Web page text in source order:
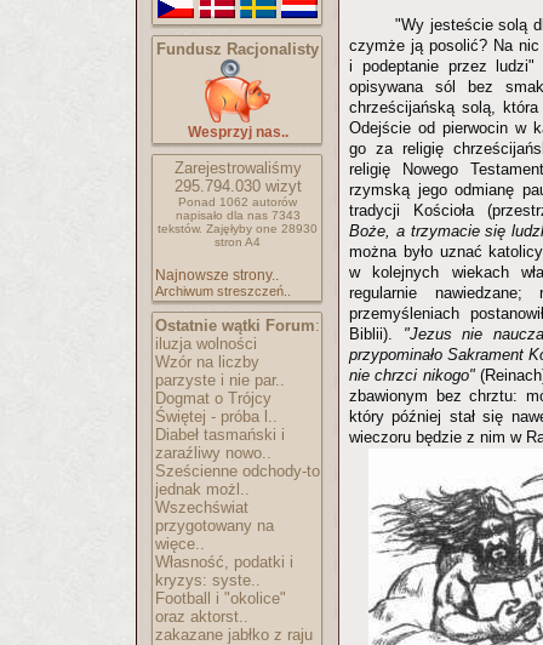
Fundusz Racjonalisty
Wesprzyj nas..
Zarejestrowaliśmy
295.794.030wizyt
Ponad 1062 autorów
napisało dla nas 7343
tekstów. Zajęłyby one 28930
stron A4
Najnowsze strony..
Archiwum streszczeń..
Ostatnie wątki Forum:
iluzja wolności
Wzór na liczby
parzyste i nie par..
Dogmat o Trójcy
Świętej - próba l..
Diabeł tasmański i
zaraźliwy nowo..
Sześcienne odchody-to
jednak możl..
Wszechświat
przygotowany na
więce..
Własność, podatki i
kryzys: syste..
Football i "okolice"
oraz aktorst..
zakazane jabłko z raju
"Wy jesteście solą
czymże ją posolić? Na
i podeptanie przez
opisywana sól bez
chrześcijańską solą, która
Odejście od pierwocin w
go za religię
religię Nowego
rzymską jego odmianę
tradycji Kościoła
Boże, a trzymacie się
można było uznać
w kolejnych wiekach
regularnie
przemyśleniach
Biblii). "Jezus nie
przypominało Sakrament
nie chrzci nikogo"
zbawionym bez chrztu:
który później stał się
wieczoru będzie z nim w